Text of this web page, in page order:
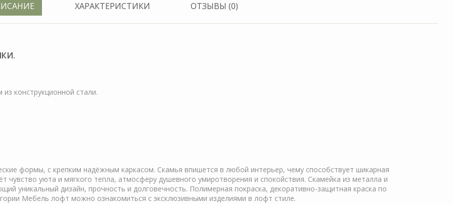
ХАРАКТЕРИСТИКИ ОТЗЫВЫ (0)
конструкционной стали.
формы, с крепким надёжным каркасом. Скамья впишется в любой интерьер, чему способствует шикарная
чувство уюта и мягкого тепла, атмосферу душевного умиротворения и спокойствия. Скамейка из металла и
уникальный дизайн, прочность и долговечность. Полимерная покраска, декоративно-защитная краска по
Мебель лофт можно ознакомиться с эксклюзивными изделиями в лофт стиле.